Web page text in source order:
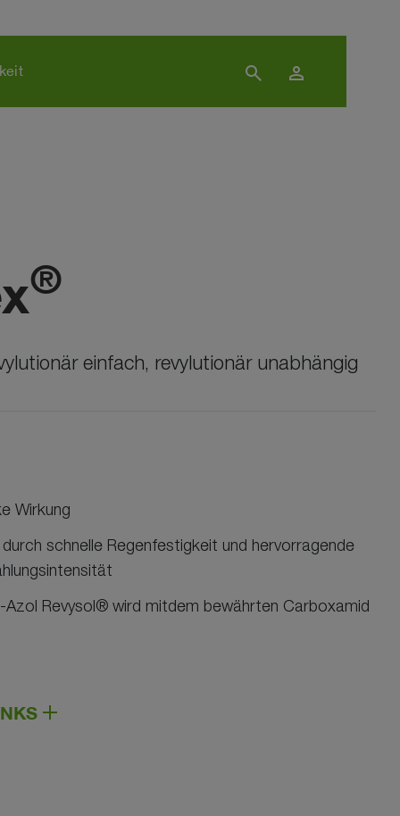
search person
®
einfach, revylutionär unabhängig
Wirkung
schnelle Regenfestigkeit und hervorragende
Revysol® wird mitdem bewährten Carboxamid